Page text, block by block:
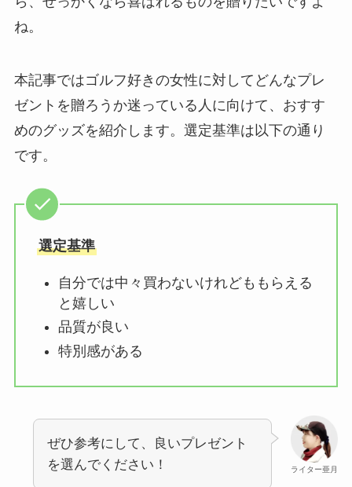
ね。
本記事ではゴルフ好きの女性に対してどんなプレ
ゼントを贈ろうか迷っている人に向けて、おすす
めのグッズを紹介します。選定基準は以下の通り
です。
選定基準
自分では中々買わないけれどももらえる
と嬉しい
品質が良い
特別感がある
ライター亜月
ぜひ参考にして、良いプレゼント
を選んでください！